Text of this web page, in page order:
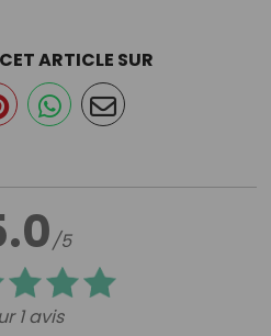
/5
1 avis
ARTICLE SUR